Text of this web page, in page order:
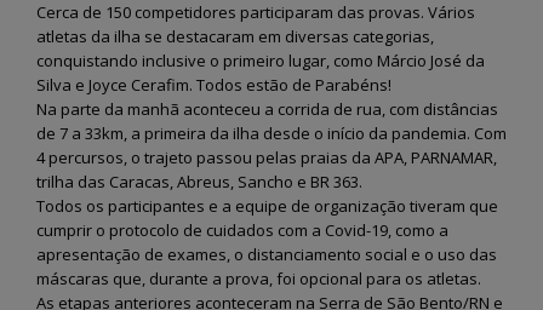
Cerca de 150 competidores participaram das provas. Vários
atletas da ilha se destacaram em diversas categorias,
conquistando inclusive o primeiro lugar, como Márcio José da
Silva e Joyce Cerafim. Todos estão de Parabéns!
Na parte da manhã aconteceu a corrida de rua, com distâncias
de 7 a 33km, a primeira da ilha desde o início da pandemia. Com
4 percursos, o trajeto passou pelas praias da APA, PARNAMAR,
trilha das Caracas, Abreus, Sancho e BR 363.
Todos os participantes e a equipe de organização tiveram que
cumprir o protocolo de cuidados com a Covid-19, como a
apresentação de exames, o distanciamento social e o uso das
máscaras que, durante a prova, foi opcional para os atletas.
As etapas anteriores aconteceram na Serra de São Bento/RN e